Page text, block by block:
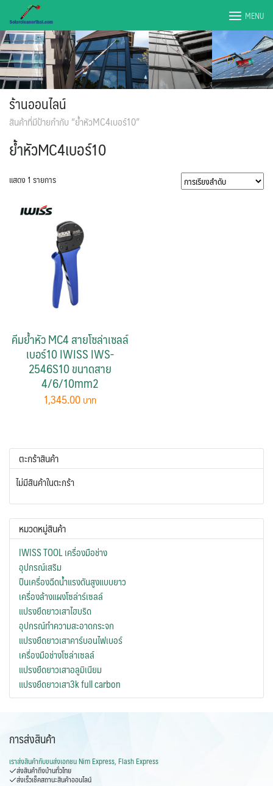
content
MENU
ร้านออนไลน์
สินค้าที่มีป้ายกำกับ “ย้ำหัวMC4เบอร์10”
ย้ำหัวMC4เบอร์10
แสดง 1 รายการ
คีมย้ำหัว MC4 สายโซล่าเซลล์
เบอร์10 IWISS IWS-
2546S10 ขนาดสาย
4/6/10mm2
1,345.00
ตะกร้าสินค้า
ไม่มีสินค้าในตะกร้า
หมวดหมู่สินค้า
IWISS TOOL เครื่องมือช่าง
อุปกรณ์เสริม
ปืนเครื่องฉีดน้ำแรงดันสูงแบบยาว
เครื่องล้างแผงโซล่าร์เซลล์
แปรงยืดยาวเสาไฮบริด
อุปกรณ์ทำความสะอาดกระจก
แปรงยืดยาวเสาคาร์บอนไฟเบอร์
เครื่องมือช่างโซล่าเซลล์
แปรงยืดยาวเสาอลูมิเนียม
แปรงยืดยาวเสา3k full carbon
การส่งสินค้า
เราส่งสินค้ากับขนส่งเอกชน Nim Express, Flash Express
ส่งสินค้าถึงบ้านทั่วไทย
ส่งเร็วเช็คสถานะสินค้าออนไลน์